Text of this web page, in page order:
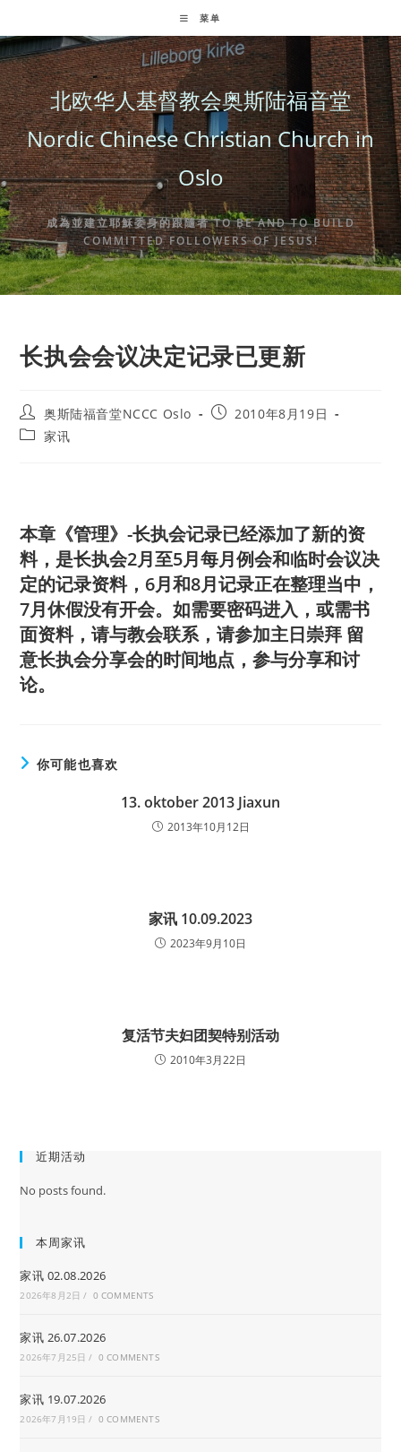
to
content
菜单
北欧华人基督教会奥斯陆福音堂
Nordic Chinese Christian Church in
Oslo
成為並建立耶穌委身的跟隨者 TO BE AND TO BUILD
COMMITTED FOLLOWERS OF JESUS!
长执会会议决定记录已更新
Post
author:
奥斯陆福音堂NCCC Oslo
Post2010年8月19日
Post家讯
本章《管理》-长执会记录已经添加了新的资
料，是长执会2月至5月每月例会和临时会议决
定的记录资料，6月和8月记录正在整理当中，
7月休假没有开会。如需要密码进入，或需书
面资料，请与教会联系，请参加主日崇拜 留
意长执会分享会的时间地点，参与分享和讨
论。
你可能也喜欢
13. oktober 2013 Jiaxun
2013年10月12日
家讯 10.09.2023
2023年9月10日
复活节夫妇团契特别活动
2010年3月22日
近期活动
No posts found.
本周家讯
家讯 02.08.2026
2026年8月2日 / 0 COMMENTS
家讯 26.07.2026
2026年7月25日 / 0 COMMENTS
家讯 19.07.2026
2026年7月19日 / 0 COMMENTS